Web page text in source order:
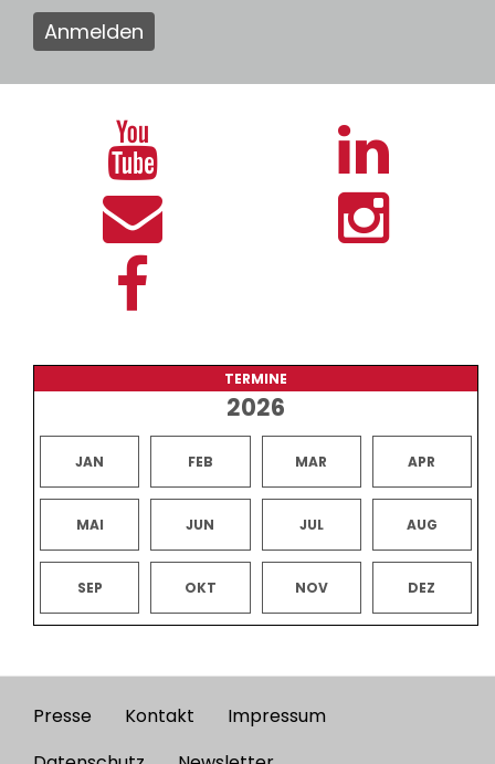
Anmelden
TERMINE
2026
JAN FEB MAR APR
MAI JUN JUL AUG
SEP OKT NOV DEZ
Footer
Presse Kontakt
Impressum